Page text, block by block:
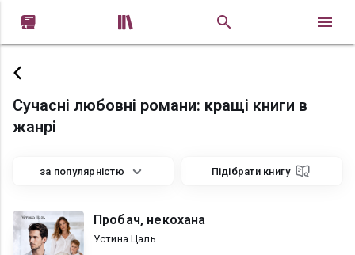
 
Сучасні любовні романи: кращі книги в
жанрі
за популярністю Підібрати книгу
Пробач, некохана
Устина Цаль